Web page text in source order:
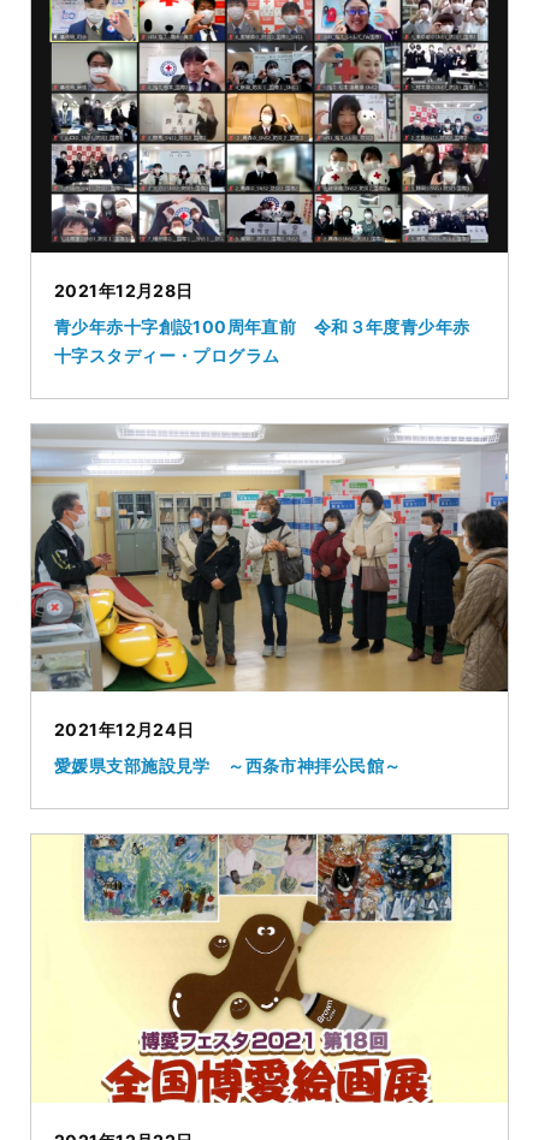
2021年12月28日
青少年赤十字創設100周年直前 令和３年度青少年赤
十字スタディー・プログラム
2021年12月24日
愛媛県支部施設見学 ～西条市神拝公民館～